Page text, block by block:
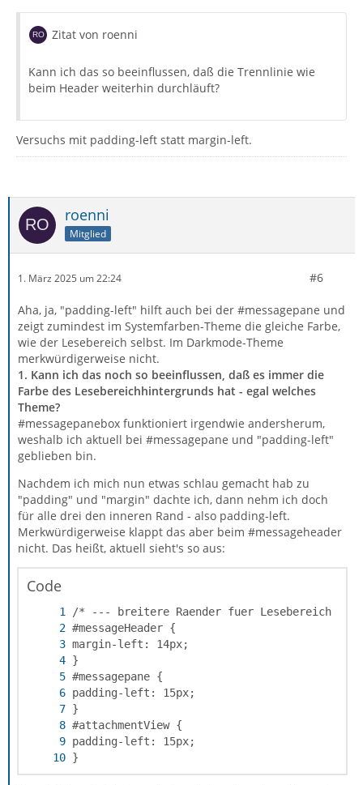
Zitat von roenni
Kann ich das so beeinflussen, daß die Trennlinie wie
beim Header weiterhin durchläuft?
Versuchs mit padding-left statt margin-left.
roenni
Mitglied
1. März 2025 um 22:24 #6
Aha, ja, "padding-left" hilft auch bei der #messagepane und
zeigt zumindest im Systemfarben-Theme die gleiche Farbe,
wie der Lesebereich selbst. Im Darkmode-Theme
merkwürdigerweise nicht.
1. Kann ich das noch so beeinflussen, daß es immer die
Farbe des Lesebereichhintergrunds hat - egal welches
Theme?
#messagepanebox funktioniert irgendwie andersherum,
weshalb ich aktuell bei #messagepane und "padding-left"
geblieben bin.
Nachdem ich mich nun etwas schlau gemacht hab zu
"padding" und "margin" dachte ich, dann nehm ich doch
für alle drei den inneren Rand - also padding-left.
Merkwürdigerweise klappt das aber beim #messageheader
nicht. Das heißt, aktuell sieht's so aus:
Code
}